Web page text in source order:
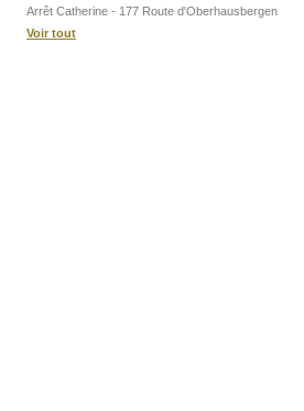
Arrêt Catherine - 177 Route d'Oberhausbergen
Voir tout